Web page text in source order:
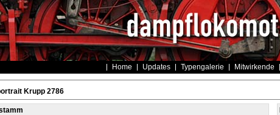
Home Updates Typengalerie Mitwirkende
Krupp 2786